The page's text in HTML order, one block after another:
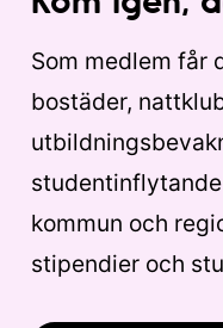
Som medlem får
bostäder,
kommun och
stipendier och